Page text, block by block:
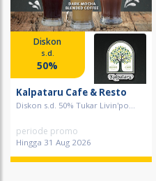
Diskon
s.d.
50%
Kalpataru Cafe & Resto
Diskon s.d. 50% Tukar Livin'po...
periode promo
Hingga 31 Aug 2026